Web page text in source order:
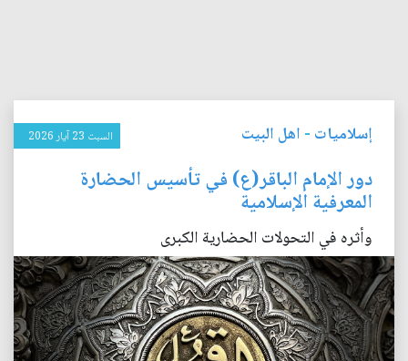
إسلاميات - اهل البيت السبت 23 آيار 2026
دور الإمام الباقر(ع) في تأسيس الحضارة
المعرفية الإسلامية
وأثره في التحولات الحضارية الكبرى